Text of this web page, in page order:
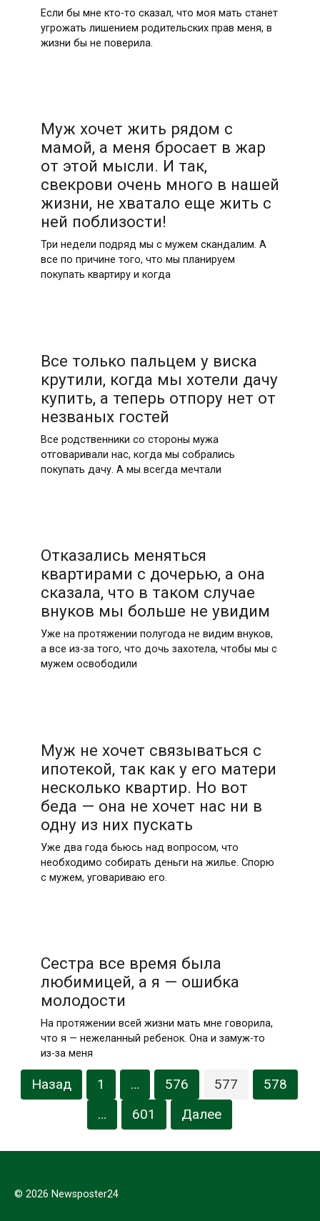
Если бы мне кто-то сказал, что моя мать станет
угрожать лишением родительских прав меня, в
жизни бы не поверила.
Муж хочет жить рядом с
мамой, а меня бросает в жар
от этой мысли. И так,
свекрови очень много в нашей
жизни, не хватало еще жить с
ней поблизости!
Три недели подряд мы с мужем скандалим. А
все по причине того, что мы планируем
покупать квартиру и когда
Все только пальцем у виска
крутили, когда мы хотели дачу
купить, а теперь отпору нет от
незваных гостей
Все родственники со стороны мужа
отговаривали нас, когда мы собрались
покупать дачу. А мы всегда мечтали
Отказались меняться
квартирами с дочерью, а она
сказала, что в таком случае
внуков мы больше не увидим
Уже на протяжении полугода не видим внуков,
а все из-за того, что дочь захотела, чтобы мы с
мужем освободили
Муж не хочет связываться с
ипотекой, так как у его матери
несколько квартир. Но вот
беда — она не хочет нас ни в
одну из них пускать
Уже два года бьюсь над вопросом, что
необходимо собирать деньги на жилье. Спорю
с мужем, уговариваю его.
Сестра все время была
любимицей, а я — ошибка
молодости
На протяжении всей жизни мать мне говорила,
что я — нежеланный ребенок. Она и замуж-то
из-за меня
Навигация
Назад 1 … 576 577
578
…
601 Далее
© 2026 Newsposter24